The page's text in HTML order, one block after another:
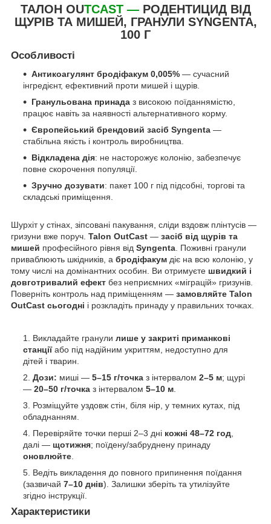
ТАЛОН OUTCAST —РОДЕНТИЦИД ВІД
ЩУРІВ ТА МИШЕЙ, ГРАНУЛИ SYNGENTA,
100 Г
Особливості
Антикоагулянт бродіфакум 0,005% — сучасний
інгредієнт, ефективний проти мишей і щурів.
Гранульована принада з високою поїданнямістю,
працює навіть за наявності альтернативного корму.
Європейський брендовий засіб Syngenta —
стабільна якість і контроль виробництва.
Відкладена дія: не насторожує колонію, забезпечує
повне скорочення популяції.
Зручно дозувати: пакет 100 г під підсобні, торгові та
складські приміщення.
Шурхіт у стінах, зіпсовані пакування, сліди вздовж плінтусів —
гризуни вже поруч. Talon OutCast — засіб від щурів та
мишей професійного рівня від Syngenta. Поживні гранули
приваблюють шкідників, а бродіфакум діє на всю колонію, у
тому числі на домінантних особин. Ви отримуєте швидкий і
довготривалий ефект без неприємних «міграцій» гризунів.
Поверніть контроль над приміщенням — замовляйте Talon
OutCast сьогодні і розкладіть принаду у правильних точках.
Викладайте гранули лише у закриті приманкові
станціїабо під надійним укриттям, недоступно для
дітей і тварин.
Дози: миші — 5–15 г/точка з інтервалом 2–5 м; щурі
— 20–50 г/точка з інтервалом 5–10 м.
Розміщуйте уздовж стін, біля нір, у темних кутах, під
обладнанням.
Перевіряйте точки перші 2–3 дні кожні 48–72 год,
далі — щотижня; поїдену/забруднену принаду
оновлюйте.
Ведіть викладення до повного припинення поїдання
(зазвичай 7–10 днів). Залишки зберіть та утилізуйте
згідно інструкції.
Характеристики